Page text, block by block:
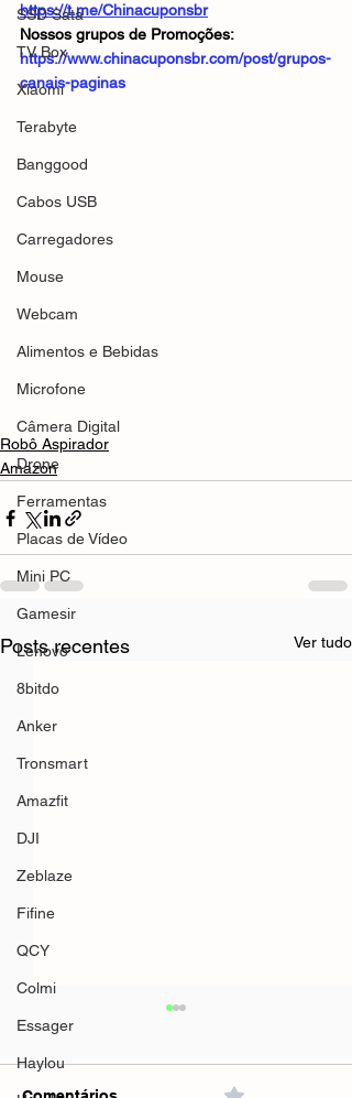
SSD Sata
TV Box
Xiaomi
Terabyte
Banggood
Cabos USB
Carregadores
Mouse
Webcam
Alimentos e Bebidas
Microfone
Câmera Digital
Drone
Ferramentas
Placas de Vídeo
Mini PC
Gamesir
Lenovo
8bitdo
Anker
Tronsmart
Amazfit
DJI
Zeblaze
Fifine
QCY
Colmi
Essager
Haylou
https://t.me/Chinacuponsbr
Nossos grupos de Promoções:
https://www.chinacuponsbr.com/post/grupos-
canais-paginas
Robô Aspirador
Amazon
Posts recentes Ver tudo